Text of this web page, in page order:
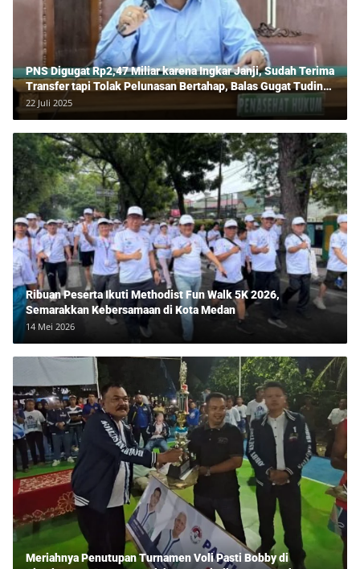
PNS Digugat Rp2,47 Miliar karena Ingkar Janji, Sudah Terima
Transfer tapi Tolak Pelunasan Bertahap, Balas Gugat Tuding
Lawan Tipu Rp850 Juta
22 Juli 2025
Ribuan Peserta Ikuti Methodist Fun Walk 5K 2026,
Semarakkan Kebersamaan di Kota Medan
14 Mei 2026
Meriahnya Penutupan Turnamen Voli Pasti Bobby di